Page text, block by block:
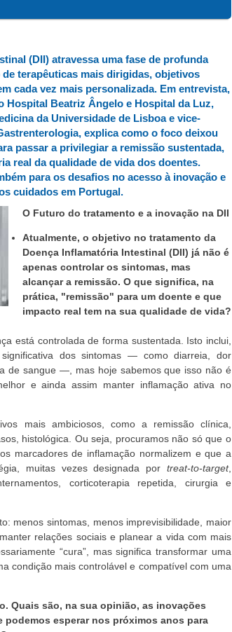
(DII) atravessa uma fase de profunda
terapêuticas mais dirigidas, objetivos
cada vez mais personalizada. Em entrevista,
Hospital Beatriz Ângelo e Hospital da Luz,
da Universidade de Lisboa e vice-
explica como o foco deixou
passar a privilegiar a remissão sustentada,
real da qualidade de vida dos doentes.
para os desafios no acesso à inovação e
cuidados em Portugal.
O Futuro do tratamento e a inovação na DII
Atualmente, o objetivo no tratamento da
Doença Inflamatória Intestinal (DII) já não é
apenas controlar os sintomas, mas
alcançar a remissão. O que significa, na
prática, "remissão" para um doente e que
impacto real tem na sua qualidade de vida?
está controlada de forma sustentada. Isto inclui,
dos sintomas — como diarreia, dor
de sangue —, mas hoje sabemos que isso não é
e ainda assim manter inflamação ativa no
mais ambiciosos, como a remissão clínica,
histológica. Ou seja, procuramos não só que o
marcadores de inflamação normalizem e que a
muitas vezes designada por treat-to-target,
corticoterapia repetida, cirurgia e
menos sintomas, menos imprevisibilidade, maior
relações sociais e planear a vida com mais
“cura”, mas significa transformar uma
condição mais controlável e compatível com uma
Quais são, na sua opinião, as inovações
esperar nos próximos anos para